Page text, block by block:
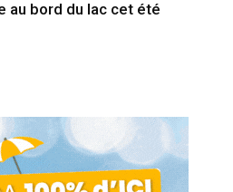
au bord du lac cet été